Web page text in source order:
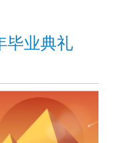
毕业典礼